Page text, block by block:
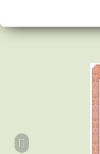
Предыдущий